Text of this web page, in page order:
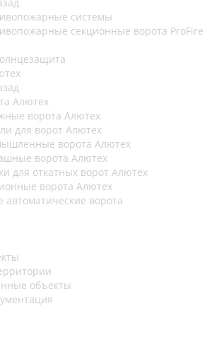
системы
секционные ворота ProFire
Алютех
ворота Алютех
для ворот Алютех
ворота Алютех
ворота Алютех
для откатных ворот Алютех
ворота Алютех
ворота
объекты